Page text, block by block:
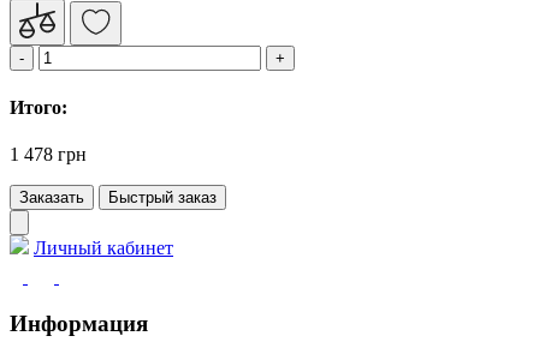
Итого:
1 478 грн
Заказать Быстрый заказ
Личный кабинет
Информация